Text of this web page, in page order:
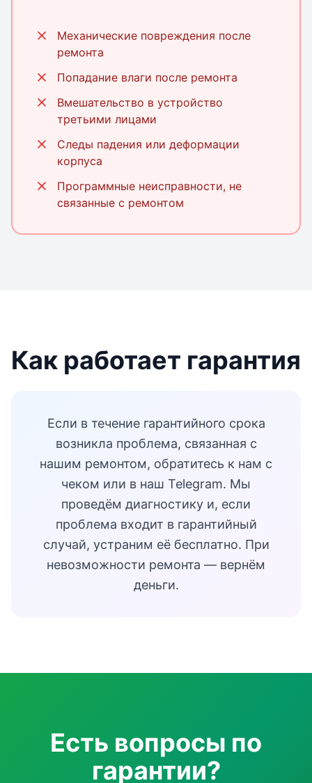
Механические повреждения после
ремонта
Попадание влаги после ремонта
Вмешательство в устройство
третьими лицами
Следы падения или деформации
корпуса
Программные неисправности, не
связанные с ремонтом
Как работает гарантия
Если в течение гарантийного срока
возникла проблема, связанная с
нашим ремонтом, обратитесь к нам с
чеком или в наш Telegram. Мы
проведём диагностику и, если
проблема входит в гарантийный
случай, устраним её бесплатно. При
невозможности ремонта — вернём
деньги.
Есть вопросы по
гарантии?